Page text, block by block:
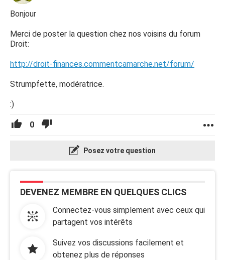
Bonjour
Merci de poster la question chez nos voisins du forum
Droit:
http://droit-finances.commentcamarche.net/forum/
Strumpfette, modératrice.
:)
0
Posez votre question
DEVENEZ MEMBRE EN QUELQUES CLICS
Connectez-vous simplement avec ceux qui
partagent vos intérêts
Suivez vos discussions facilement et
obtenez plus de réponses